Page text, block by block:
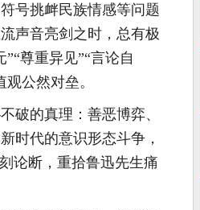
号挑衅民族情感等问题
声音亮剑之时，总有极
尊重异见”“言论自
公然对垒。
破的真理：善恶博弈、
时代的意识形态斗争，
论断，重拾鲁迅先生痛